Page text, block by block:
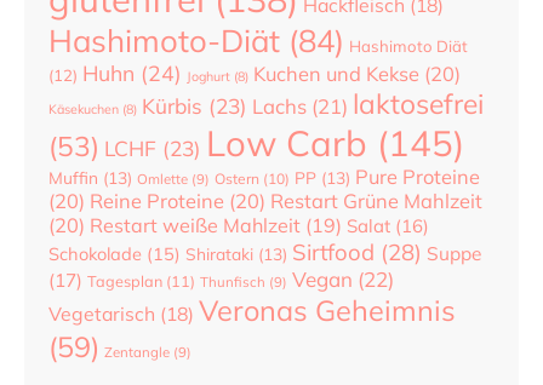
Hashimoto-Diät (84) Hashimoto Diät
(12) Huhn (24) Joghurt (8) Kuchen und Kekse (20)
Käsekuchen (8) Kürbis (23) Lachs (21) laktosefrei
(53) LCHF (23) Low Carb (145)
Muffin (13) Omlette (9) Ostern (10) PP (13) Pure Proteine
(20) Reine Proteine (20) Restart Grüne Mahlzeit
(20) Restart weiße Mahlzeit (19) Salat (16)
Schokolade (15) Shirataki (13) Sirtfood (28) Suppe
(17) Tagesplan (11) Thunfisch (9) Vegan (22)
Vegetarisch (18) Veronas Geheimnis
(59) Zentangle (9)